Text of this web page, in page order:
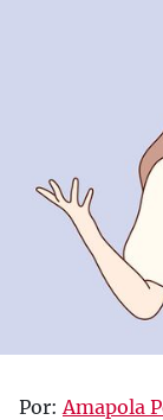
Por:Amapola